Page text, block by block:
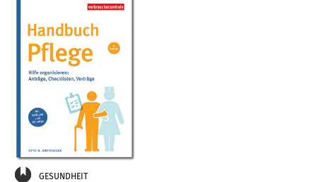
GESUNDHEIT